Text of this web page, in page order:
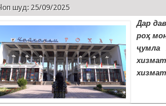
шуд: 25/09/2025
Дар
роҳ
ҷумла